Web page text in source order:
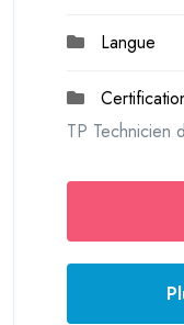
Langue
TP Technicien